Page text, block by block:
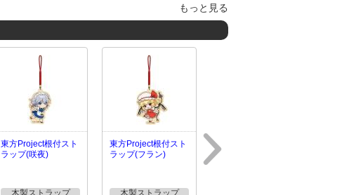
もっと見る
東方Project根付スト
ラップ(咲夜)
木製ストラップ
東方Project根付スト
ラップ(フラン)
木製ストラップ